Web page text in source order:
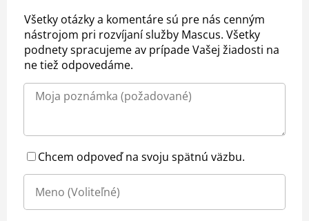
Všetky otázky a komentáre sú pre nás cenným
nástrojom pri rozvíjaní služby Mascus. Všetky
podnety spracujeme av prípade Vašej žiadosti na
ne tiež odpovedáme.
Chcem odpoveď na svoju spätnú väzbu.